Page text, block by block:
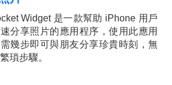
Widget 是一款幫助 iPhone 用戶
分享照片的應用程序，使用此應用
需幾步即可與朋友分享珍貴時刻，無
瑣步驟。